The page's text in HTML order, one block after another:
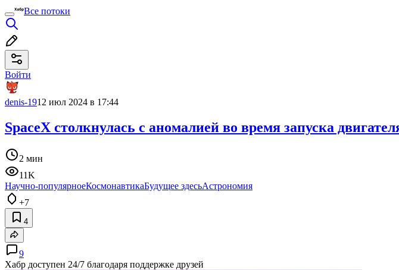
Все потоки
Войти
denis-1912 июл 2024 в 17:44
SpaceX столкнулась с аномалией во время запуска
2 мин
11K
Научно-популярноеКосмонавтикаБудущее здесьАстрономия
+7
4
9
Хабр доступен 24/7 благодаря поддержке друзей